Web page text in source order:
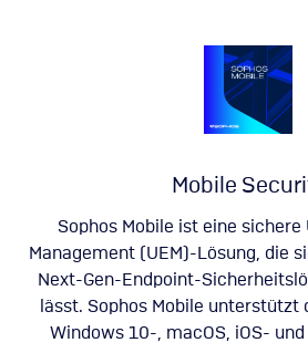
Mobile
Sophos Mobile ist eine sichere
Management (UEM)-Lösung, die
Next-Gen-Endpoint-
lässt. Sophos Mobile unterstützt
Windows 10-, macOS, iOS-